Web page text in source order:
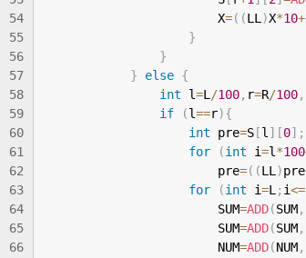
54
55
56
57
58
59
60
61
62
63
64
65
66
                        X
=( (LL )X*10+
}
}
}
else {
int l=L /100, r=R/100,
if
(l==r){
int pre=S [l ] [0] ;
for
(int i=l *100
                        pre
=( (LL )pre
for
(int i=L ; i<=
                        SUM
=ADD(SUM,
                        SUM
=ADD(SUM,
                        NUM
=ADD(NUM,